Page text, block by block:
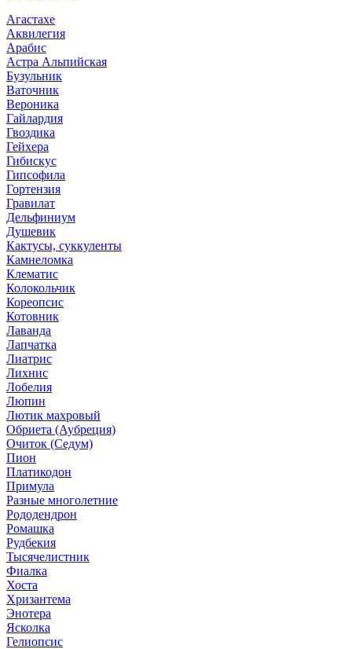
Агастахе
Аквилегия
Арабис
Астра Альпийская
Бузульник
Ваточник
Вероника
Гайлардия
Гвоздика
Гейхера
Гибискус
Гипсофила
Гортензия
Гравилат
Дельфиниум
Душевик
Кактусы, суккуленты
Камнеломка
Клематис
Колокольчик
Кореопсис
Котовник
Лаванда
Лапчатка
Лиатрис
Лихнис
Лобелия
Люпин
Лютик махровый
Обриета (Аубреция)
Очиток (Седум)
Пион
Платикодон
Примула
Разные многолетние
Рододендрон
Ромашка
Рудбекия
Тысячелистник
Фиалка
Хоста
Хризантема
Энотера
Ясколка
Гелиопсис